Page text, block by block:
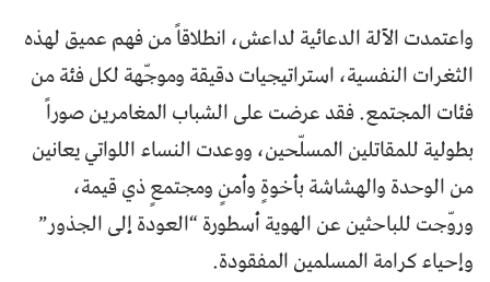
واعتمدت الآلة الدعائية لداعش، انطلاقاً من فهم عميق لهذه
الثغرات النفسية، استراتيجيات دقيقة وموجّهة لكل فئة من
فئات المجتمع. فقد عرضت على الشباب المغامرين صوراً
بطولية للمقاتلين المسلّحين، ووعدت النساء اللواتي يعانين
من الوحدة والهشاشة بأخوةٍ وأمنٍ ومجتمعٍ ذي قيمة،
وروّجت للباحثين عن الهوية أسطورة “العودة إلى الجذور”
وإحياء كرامة المسلمين المفقودة.